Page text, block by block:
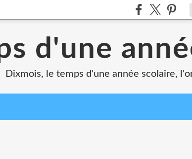
d'une
Dixmois, le temps d'une année scolaire,